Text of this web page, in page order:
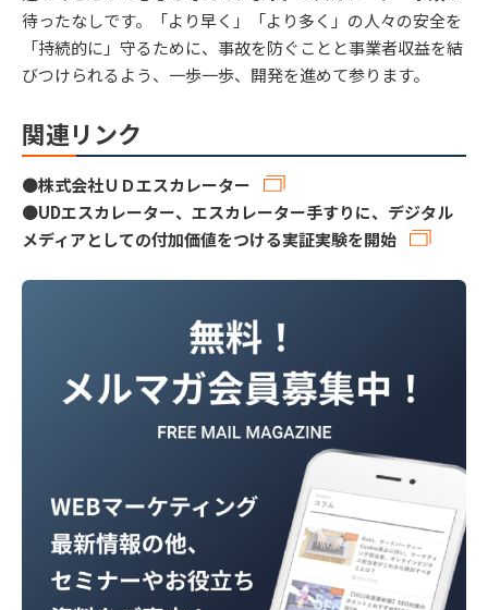
待ったなしです。「より早く」「より多く」の⼈々の安全を
「持続的に」守るために、事故を防ぐことと事業者収益を結
びつけられるよう、⼀歩⼀歩、開発を進めて参ります。
関連リンク
●株式会社ＵＤエスカレーター
●UDエスカレーター、エスカレーター⼿すりに、デジタル
メディアとしての付加価値をつける実証実験を開始